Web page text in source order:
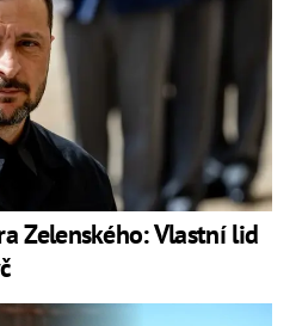
Zelenského: Vlastní lid